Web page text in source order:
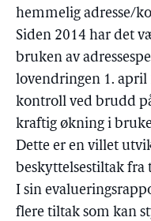
hemmelig adresse/
Siden 2014 har det
bruken av
lovendringen 1.
kontroll ved brudd
kraftig økning i
Dette er en villet
beskyttelsestiltak fra
I sin
flere tiltak som kan